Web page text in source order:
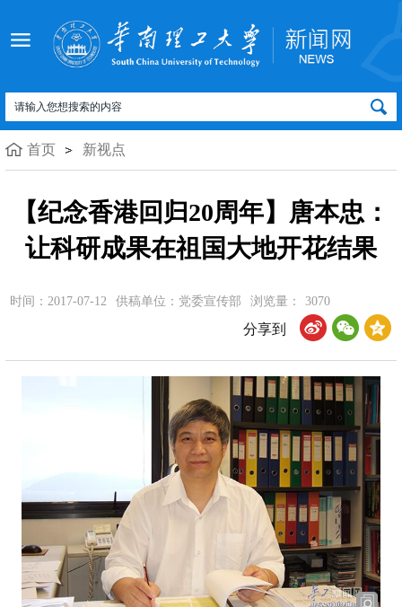
首页 新视点
【纪念香港回归20周年】唐本忠：
让科研成果在祖国大地开花结果
时间：2017-07-12 供稿单位：党委宣传部 浏览量： 3070
分享到